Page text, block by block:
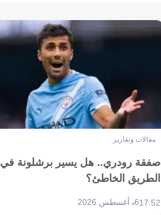
مقالات وتقارير
صفقة رودري.. هل يسير برشلونة في
الطريق الخاطئ؟
17:526 أغسطس 2026